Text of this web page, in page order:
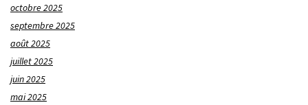
octobre 2025
septembre 2025
août 2025
juillet 2025
juin 2025
mai 2025